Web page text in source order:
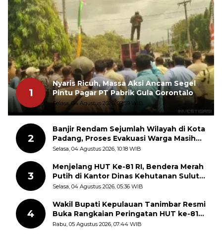
1
Nyaris Ricuh, Massa Aksi Ancam Segel
Pintu Pagar PT Pabrik Gula Gorontalo
Selasa, 04 Agustus 2026, 07:59 WIB
2
Banjir Rendam Sejumlah Wilayah di Kota
Padang, Proses Evakuasi Warga Masih
Berlangsung
Selasa, 04 Agustus 2026, 10:18 WIB
3
Menjelang HUT Ke-81 RI, Bendera Merah
Putih di Kantor Dinas Kehutanan Sulut
Disorot Warga
Selasa, 04 Agustus 2026, 05:36 WIB
4
Wakil Bupati Kepulauan Tanimbar Resmi
Buka Rangkaian Peringatan HUT ke-81
Kemerdekaan RI, ASN Diajak Perkuat
Rabu, 05 Agustus 2026, 07:44 WIB